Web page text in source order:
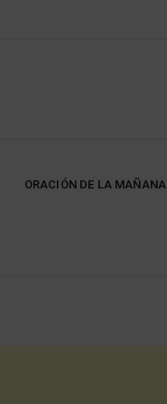
ORACIÓN DE LA MAÑANA